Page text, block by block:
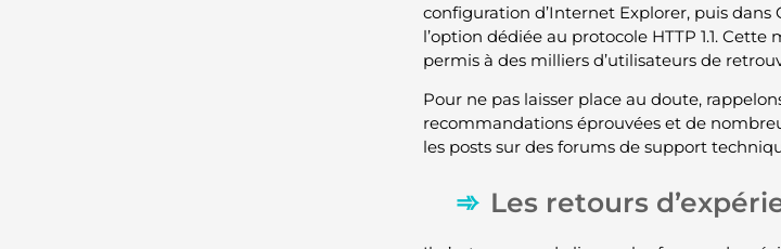
configuration d’Internet Explorer, puis dans
l’option dédiée au protocole HTTP 1.1.
permis à des milliers d’utilisateurs de
Pour ne pas laisser place au doute,
recommandations éprouvées et de
les posts sur des forums de support
Les retours